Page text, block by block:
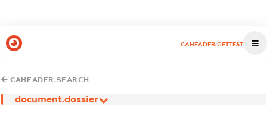
CAHEADER.GETTEST
CAHEADER.SEARCH
document.dossier